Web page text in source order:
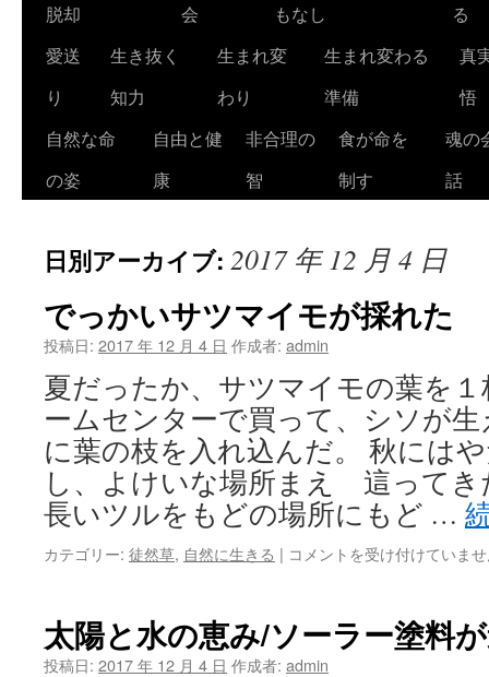
ツ
キ
脱却
会
もなし
る
愛送
り
生き抜く
知力
生まれ変
わり
生まれ変わる
準備
真
悟
自然な命
の姿
自由と健
康
非合理の
智
食が命を
制す
魂の
話
日別アーカイブ: 2017 年 12 月 4 日
でっかいサツマイモが採れた
投稿日: 2017 年 12 月 4 日 作成者: admin
夏だったか、サツマイモの葉を
ームセンターで買って、シソが
に葉の枝を入れ込んだ。 秋には
し、よけいな場所まえ 這って
長いツルをもどの場所にもど …
カテゴリー: 徒然草, 自然に生きる | で
サ
ツ
コメントを受け付けていま
太陽と水の恵み/ソーラー塗料
投稿日: 2017 年 12 月 4 日 作成者: admin